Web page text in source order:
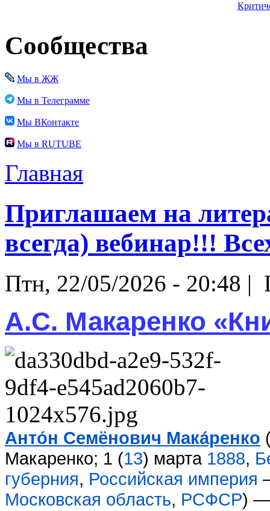
Сообщества
Мы в ЖЖ
Мы в Телеграмме
Мы ВКонтакте
Мы в RUTUBE
Главная
Приглашаем на
всегда) вебинар!!!
Птн, 22/05/2026 - 20:48 |
А.С. Макаренко
Анто́н Семёнович Мака́ренко
Макаренко; 1 (13) марта 1888,
губерния, Российская империя
Московская область, РСФСР) —